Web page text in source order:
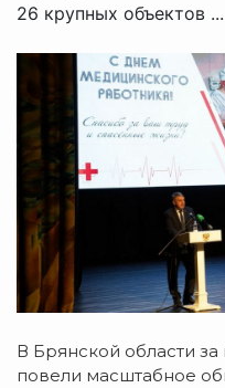
26 крупных объектов ...
В Брянской области
повели масштабное